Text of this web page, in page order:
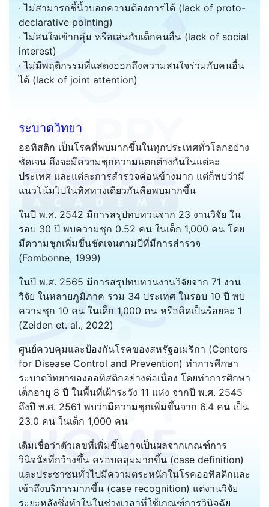
· ไม่สามารถชี้นิ้วบอกความต้องการได้ (lack of proto-
declarative pointing)
· ไม่สนใจเข้ากลุ่ม หรือเล่นกับเด็กคนอื่น (lack of social
interest)
· ไม่มีพฤติกรรมที่แสดงออกถึงความสนใจร่วมกับคนอื่น
ได้ (lack of joint attention)
ระบาดวิทยา
ออทิสติก เป็นโรคที่พบมากขึ้นในทุกประเทศทั่วโลกอย่าง
ชัดเจน ถึงจะมีความชุกความแตกต่างกันในแต่ละ
ประเทศ และแต่ละการสำรวจค่อนข้างมาก แต่ก็พบว่ามี
แนวโน้มไปในทิศทางเดียวกันคือพบมากขึ้น
ในปี พ.ศ. 2542 มีการสรุปทบทวนจาก 23 งานวิจัย ใน
รอบ 30 ปี พบความชุก 0.52 คน ในเด็ก 1,000 คน โดย
มีความชุกเพิ่มขึ้นชัดเจนตามปีที่มีการสำรวจ
(Fombonne, 1999)
ในปี พ.ศ. 2565 มีการสรุปทบทวนงานวิจัยจาก 71 งาน
วิจัย ในหลายภูมิภาค รวม 34 ประเทศ ในรอบ 10 ปี พบ
ความชุก 10 คน ในเด็ก 1,000 คน หรือคิดเป็นร้อยละ 1
(Zeiden et. al., 2022)
ศูนย์ควบคุมและป้องกันโรคของสหรัฐอเมริกา (Centers
for Disease Control and Prevention) ทำการศึกษา
ระบาดวิทยาของออทิสติกอย่างต่อเนื่อง โดยทำการศึกษา
เด็กอายุ 8 ปี ในพื้นที่เฝ้าระวัง 11 แห่ง จากปี พ.ศ. 2545
ถึงปี พ.ศ. 2561 พบว่ามีความชุกเพิ่มขึ้นจาก 6.4 คน เป็น
23.0 คน ในเด็ก 1,000 คน
เดิมเชื่อว่าตัวเลขที่เพิ่มขึ้นอาจเป็นผลจากเกณฑ์การ
วินิจฉัยที่กว้างขึ้น ครอบคลุมมากขึ้น (case definition)
และประชาชนทั่วไปมีความตระหนักในโรคออทิสติกและ
เข้าถึงบริการมากขึ้น (case recognition) แต่งานวิจัย
ระยะหลังซึ่งทำในในช่วงเวลาที่ใช้เกณฑ์การวินิจฉัย